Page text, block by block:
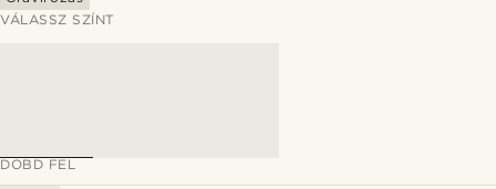
VÁLASSZ SZÍNT
DOBD FEL